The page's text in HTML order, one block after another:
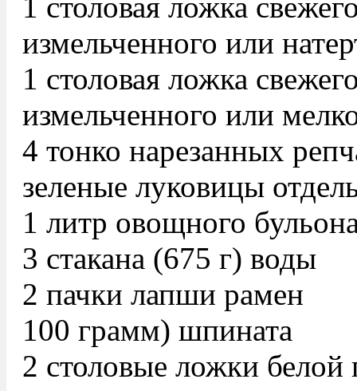
измельченного или
1 столовая ложка
измельченного или
4 тонко нарезанных
зеленые луковицы
1 литр овощного
3 стакана (675 г) воды
2 пачки лапши рамен
100 грамм) шпината
2 столовые ложки белой